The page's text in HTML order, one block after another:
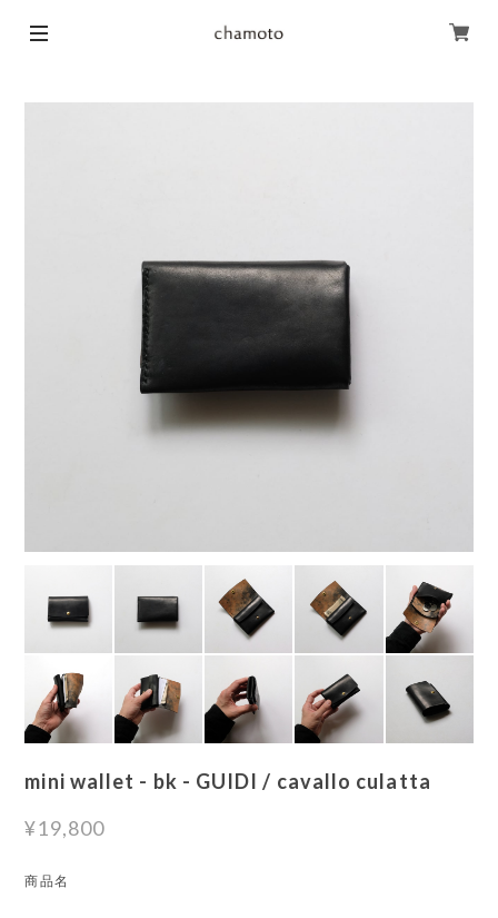
mini wallet - bk - GUIDI / cavallo culatta
¥19,800
商品名